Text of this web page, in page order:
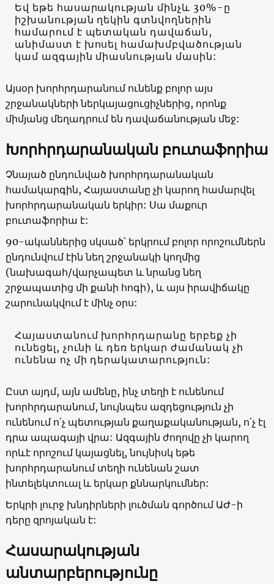
Եվ եթե հասարակության մինչև 30%-ը
իշխանության ղեկին գտնվողներին
համարում է պետական ​​դավաճան,
անիմաստ է խոսել համախմբվածության
կամ ազգային միասնության մասին:
Այսօր խորհրդարանում ունենք բոլոր այս
շրջանակների ներկայացուցիչներից, որոնք
միմյանց մեղադրում են դավաճանության մեջ:
Խորհրդարանական բուտաֆորիա
Չնայած ընդունված խորհրդարանական
համակարգին, Հայաստանը չի կարող համարվել
խորհրդարանական երկիր: Սա մաքուր
բուտաֆորիա է:
90-ականներից սկսած՝ երկրում բոլոր որոշումներն
ընդունվում էին նեղ շրջանակի կողմից
(նախագահ/վարչապետ և նրանց նեղ
շրջապատից մի քանի հոգի), և այս իրավիճակը
շարունակվում է մինչ օրս:
Հայաստանում խորհրդարանը երբեք չի
ունեցել, չունի և դեռ երկար ժամանակ չի
ունենա ոչ մի դերակատարություն:
Ըստ այդմ, այն ամենը, ինչ տեղի է ունենում
խորհրդարանում, նույնպես ազդեցություն չի
ունենում ո՛չ պետության քաղաքականության, ո՛չ էլ
դրա ապագայի վրա: Ազգային ժողովը չի կարող
որևէ որոշում կայացնել, նույնիսկ եթե
խորհրդարանում տեղի ունենան շատ
ինտելեկտուալ և երկար քննարկումներ:
Երկրի լուրջ խնդիրների լուծման գործում ԱԺ-ի
դերը զրոյական է:
Հասարակության
անտարբերությունը